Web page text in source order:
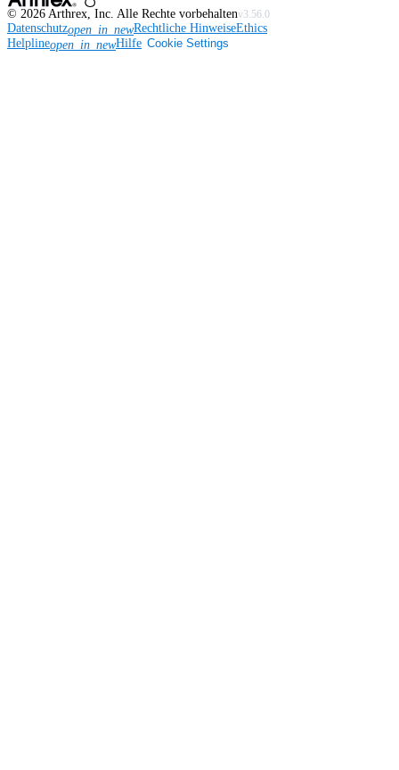
© 2026 Arthrex, Inc. Alle Rechte vorbehaltenv3.56.0
Datenschutzopen_in_newRechtliche HinweiseEthics
Helplineopen_in_newHilfe Cookie Settings